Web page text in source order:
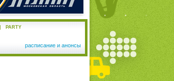
PARTY
расписание и анонсы